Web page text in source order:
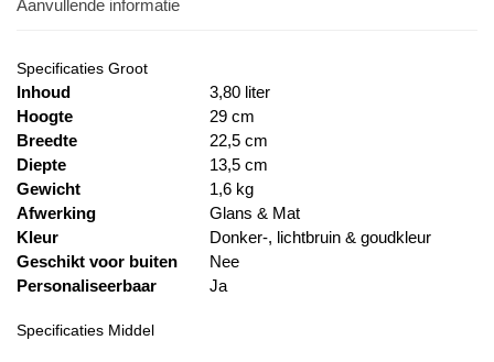
Aanvullende informatie
Specificaties Groot
Inhoud
3,80 liter
Hoogte
29 cm
Breedte
22,5 cm
Diepte
13,5 cm
Gewicht
1,6 kg
Afwerking
Glans & Mat
Kleur
Donker-, lichtbruin & goudkleur
Geschikt voor buiten
Nee
Personaliseerbaar
Ja
Specificaties Middel